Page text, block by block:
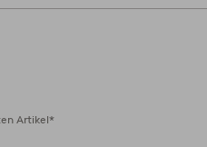
Artikel*